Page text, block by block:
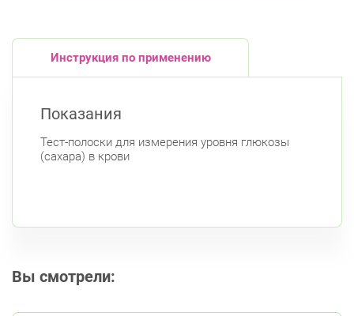
Инструкция по применению
Показания
Тест-полоски для измерения уровня глюкозы
(сахара) в крови
Вы смотрели: